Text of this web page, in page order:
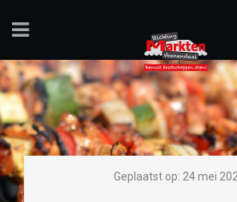
Geplaatst op: 24 mei